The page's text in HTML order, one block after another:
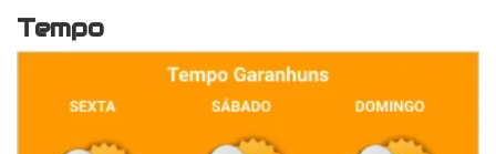
Tempo